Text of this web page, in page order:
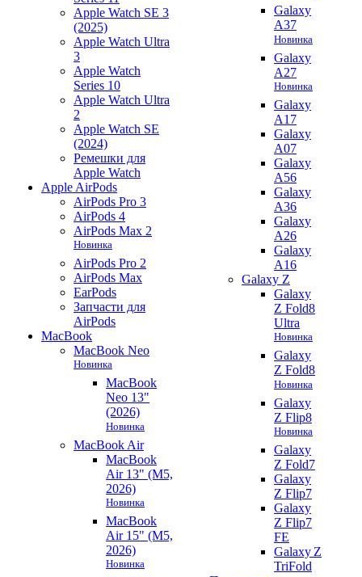
Apple Watch SE 3
(2025)
Apple Watch Ultra
3
Apple Watch
Series 10
Apple Watch Ultra
2
Apple Watch SE
(2024)
Ремешки для
Apple Watch
Apple AirPods
AirPods Pro 3
AirPods 4
AirPods Max 2
Новинка
AirPods Pro 2
AirPods Max
EarPods
Запчасти для
AirPods
MacBook
MacBook Neo
Новинка
MacBook
Neo 13"
(2026)
Новинка
MacBook Air
MacBook
Air 13" (M5,
2026)
Новинка
MacBook
Air 15" (M5,
2026)
Новинка
Galaxy
A37
Новинка
Galaxy
A27
Новинка
Galaxy
A17
Galaxy
A07
Galaxy
A56
Galaxy
A36
Galaxy
A26
Galaxy
A16
Galaxy Z
Galaxy
Z Fold8
Ultra
Новинка
Galaxy
Z Fold8
Новинка
Galaxy
Z Flip8
Новинка
Galaxy
Z Fold7
Galaxy
Z Flip7
Galaxy
Z Flip7
FE
Galaxy Z
TriFold